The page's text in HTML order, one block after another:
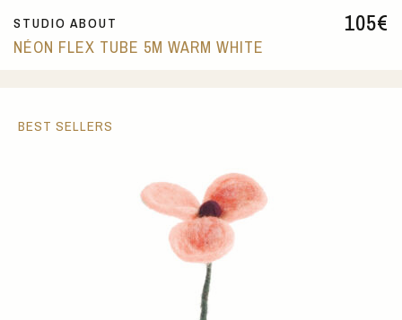
105€
STUDIO ABOUT
NÉON FLEX TUBE 5M WARM WHITE
BEST SELLERS